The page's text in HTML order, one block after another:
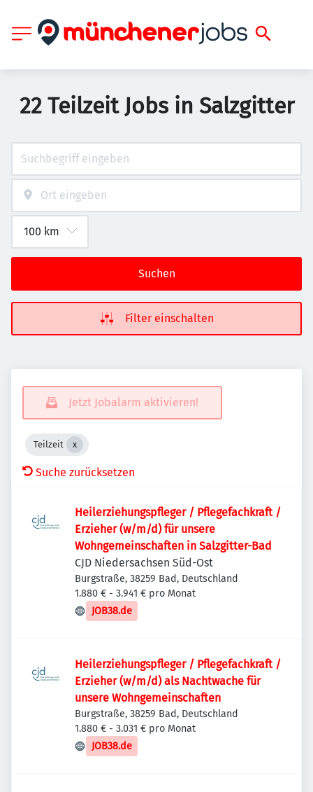
22 Teilzeit Jobs in Salzgitter
Suchen
Filter einschalten
Jetzt Jobalarm aktivieren!
Teilzeit
Suche zurücksetzen
Heilerziehungspfleger / Pflegefachkraft /
Erzieher (w/m/d) für unsere
Wohngemeinschaften in Salzgitter-Bad
CJD Niedersachsen Süd-Ost
Burgstraße, 38259 Bad, Deutschland
1.880 € - 3.941 € pro Monat
JOB38.de
Heilerziehungspfleger / Pflegefachkraft /
Erzieher (w/m/d) als Nachtwache für
unsere Wohngemeinschaften
Burgstraße, 38259 Bad, Deutschland
1.880 € - 3.031 € pro Monat
JOB38.de